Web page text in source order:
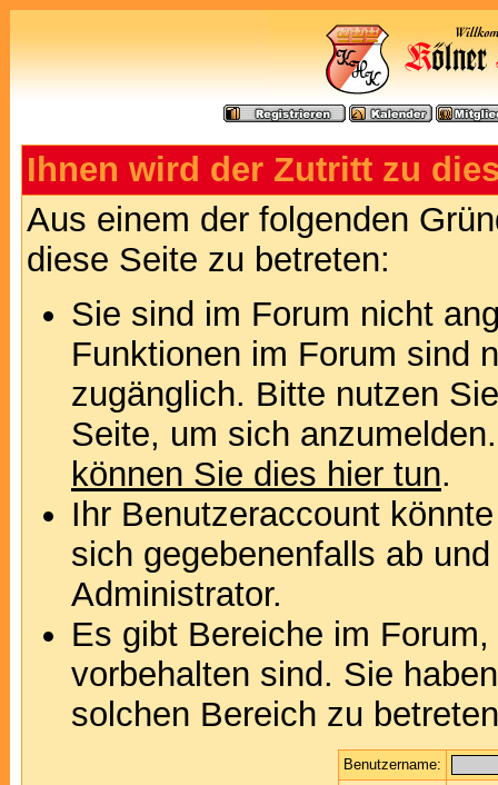
Ihnen wird der Zutritt zu
Aus einem der folgenden
diese Seite zu betreten:
Sie sind im Forum nicht
Funktionen im Forum sind
zugänglich. Bitte nutzen
Seite, um sich
können Sie dies hier tun.
Ihr Benutzeraccount
sich gegebenenfalls ab
Administrator.
Es gibt Bereiche im
vorbehalten sind. Sie
solchen Bereich zu
Benutzername: